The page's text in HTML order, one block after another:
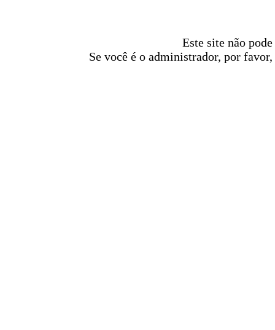
Este site não
Se você é o administrador, por